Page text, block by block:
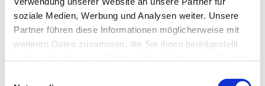
soziale Medien, Werbung und Analysen weiter. Unsere
Partner führen diese Informationen möglicherweise mit
weiteren Daten zusammen, die Sie ihnen bereitgestellt